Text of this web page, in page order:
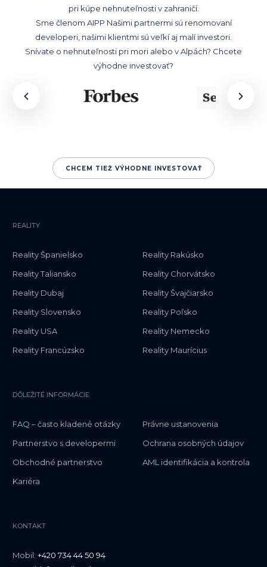
pri kúpe nehnuteľnosti v zahraničí.
Sme členom AIPP Našimi partnermi sú renomovaní
developeri, našimi klientmi sú veľkí aj malí investori.
Snívate o nehnuteľnosti pri mori alebo v Alpách? Chcete
výhodne investovať?
CHCEM TIEŽ VÝHODNE INVESTOVAŤ
REALITY
Reality Španielsko
Reality Taliansko
Reality Dubaj
Reality Slovensko
Reality USA
Reality Francúzsko
Reality Rakúsko
Reality Chorvátsko
Reality Švajčiarsko
Reality Poľsko
Reality Nemecko
Reality Maurícius
DÔLEŽITÉ INFORMÁCIE
FAQ – často kladené otázky
Partnerstvo s developermi
Obchodné partnerstvo
Kariéra
Právne ustanovenia
Ochrana osobných údajov
AML identifikácia a kontrola
KONTAKT
Mobil: +420 734 44 50 94